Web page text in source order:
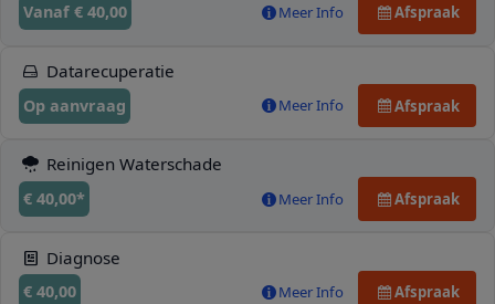
Vanaf € 40,00 Meer Info Afspraak
Datarecuperatie
Op aanvraag Meer Info Afspraak
Reinigen Waterschade
€ 40,00* Meer Info Afspraak
Diagnose
€ 40,00 Meer Info Afspraak